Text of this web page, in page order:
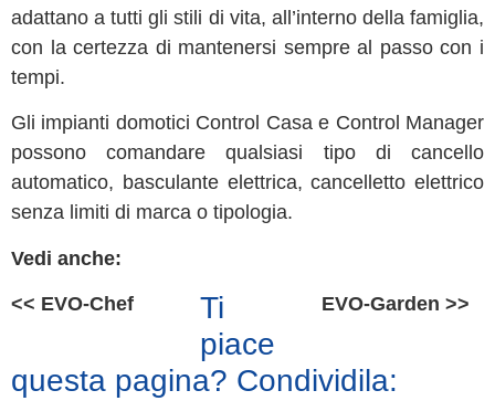
adattano a tutti gli stili di vita, all’interno della famiglia,
con la certezza di mantenersi sempre al passo con i
tempi.
Gli impianti domotici Control Casa e Control Manager
possono comandare qualsiasi tipo di cancello
automatico, basculante elettrica, cancelletto elettrico
senza limiti di marca o tipologia.
Vedi anche:
<< EVO-Chef EVO-Garden >>
Ti
piace
questa pagina? Condividila: